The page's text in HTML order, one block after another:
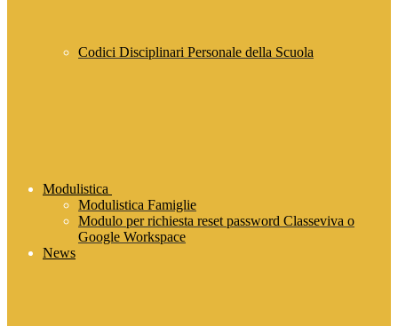
Codici Disciplinari Personale della Scuola
Modulistica
Modulistica Famiglie
Modulo per richiesta reset password Classeviva o
Google Workspace
News